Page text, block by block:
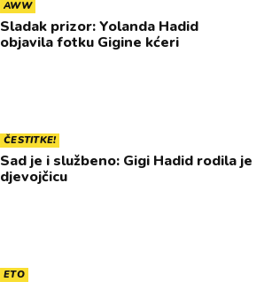
AWW
Sladak prizor: Yolanda Hadid
objavila fotku Gigine kćeri
ČESTITKE!
Sad je i službeno: Gigi Hadid rodila je
djevojčicu
ETO